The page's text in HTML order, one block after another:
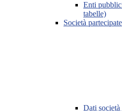
Enti
tabelle)
Società partecipate
Dati società